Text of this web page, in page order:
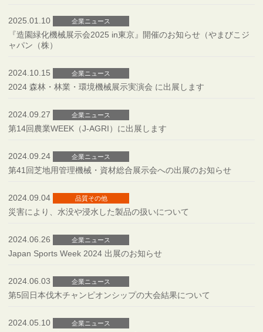
2025.01.10 企業ニュース
『造園緑化機械展示会2025 in東京』開催のお知らせ（やまびこジ
ャパン（株）
2024.10.15 企業ニュース
2024 森林・林業・環境機械展示実演会 に出展します
2024.09.27 企業ニュース
第14回農業WEEK（J-AGRI）に出展します
2024.09.24 企業ニュース
第41回芝地用管理機械・資材総合展示会への出展のお知らせ
2024.09.04 品質その他
災害により、水没や浸水した製品の扱いについて
2024.06.26 企業ニュース
Japan Sports Week 2024 出展のお知らせ
2024.06.03 企業ニュース
第5回日本伐木チャンピオンシップの大会結果について
2024.05.10 企業ニュース